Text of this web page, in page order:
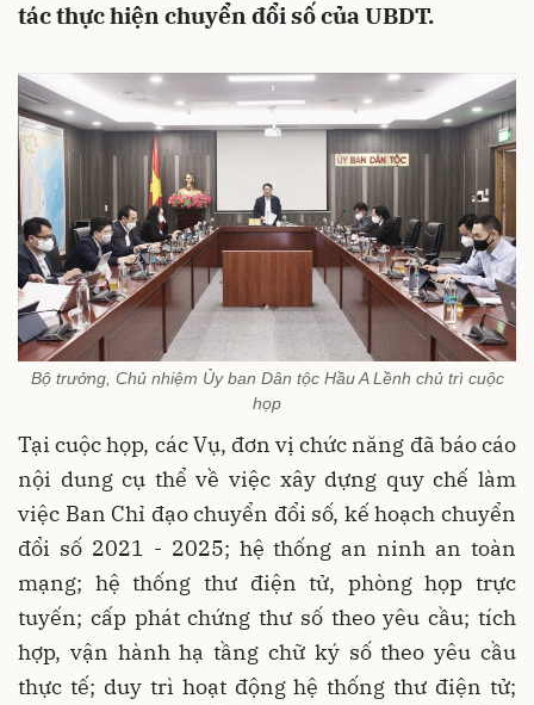
tác thực hiện chuyển đổi số của UBDT.
Bộ trưởng, Chủ nhiệm Ủy ban Dân tộc Hầu A Lềnh chủ trì cuộc
họp
Tại cuộc họp, các Vụ, đơn vị chức năng đã báo cáo
nội dung cụ thể về việc xây dựng quy chế làm
việc Ban Chỉ đạo chuyển đổi số, kế hoạch chuyển
đổi số 2021 - 2025; hệ thống an ninh an toàn
mạng; hệ thống thư điện tử, phòng họp trực
tuyến; cấp phát chứng thư số theo yêu cầu; tích
hợp, vận hành hạ tầng chữ ký số theo yêu cầu
thực tế; duy trì hoạt động hệ thống thư điện tử;